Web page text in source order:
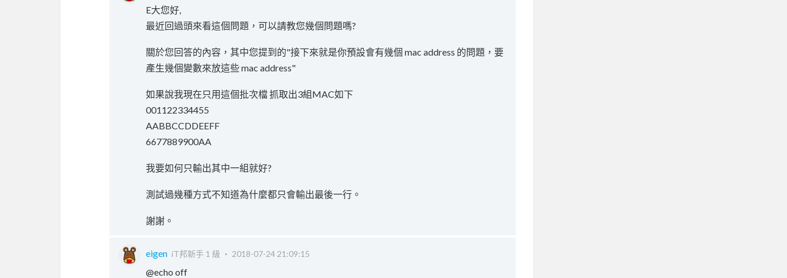
E大您好,
最近回過頭來看這個問題，可以請教您幾個問題嗎?
關於您回答的內容，其中您提到的"接下來就是你預設會有幾個 mac address 的問題，要
產生幾個變數來放這些 mac address"
如果說我現在只用這個批次檔 抓取出3組MAC如下
001122334455
AABBCCDDEEFF
6677889900AA
我要如何只輸出其中一組就好?
測試過幾種方式不知道為什麼都只會輸出最後一行。
謝謝。
eigen iT邦新手 1 級 ‧ 2018-07-24 21:09:15
@echo off